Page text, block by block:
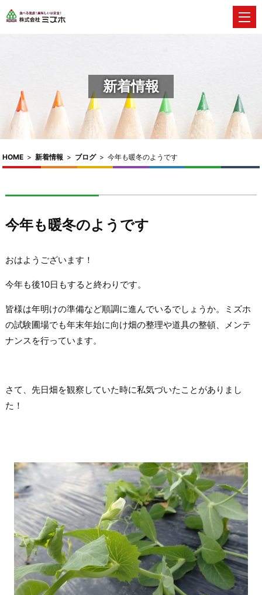
新着情報
HOME > 新着情報 > ブログ> 今年も暖冬のようです
今年も暖冬のようです
おはようございます！
今年も後10日もすると終わりです。
皆様は年明けの準備など順調に進んでいるでしょうか。ミズホ
の試験圃場でも年末年始に向け畑の整理や道具の整頓、メンテ
ナンスを行っています。
さて、先日畑を観察していた時に私気づいたことがありまし
た！